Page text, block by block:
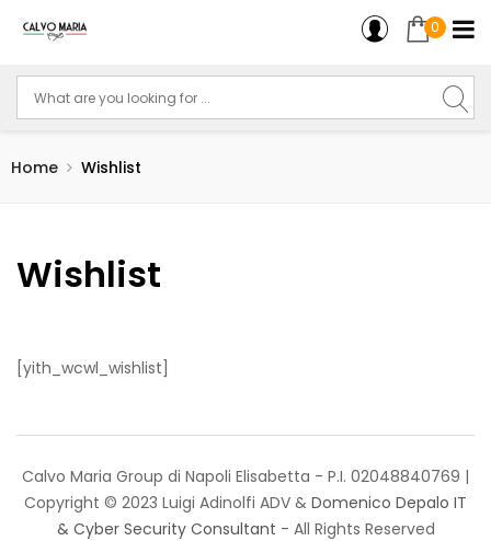
0
Home Wishlist
Wishlist
[yith_wcwl_wishlist]
Calvo Maria Group di Napoli Elisabetta - P.I. 02048840769 |
Copyright © 2023 Luigi Adinolfi ADV & Domenico Depalo IT
& Cyber Security Consultant - All Rights Reserved